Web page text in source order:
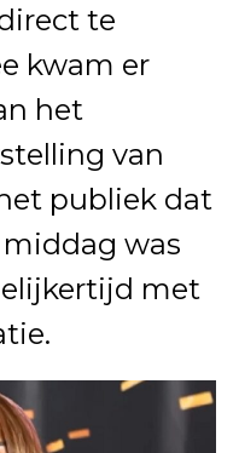
te
kwam er
het
van
publiek dat
was
met